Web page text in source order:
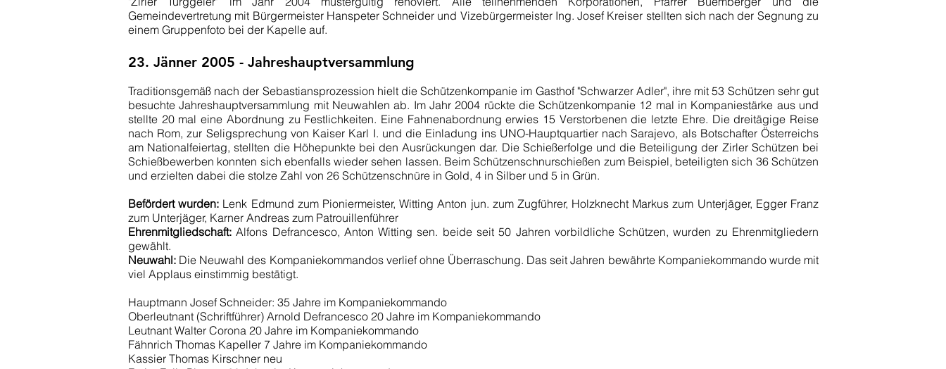
Gemeindevertretung mit Bürgermeister Hanspeter Schneider und Vizebürgermeister Ing. Josef Kreiser stellten sich nach der Segnung zu
einem Gruppenfoto bei der Kapelle auf.
23. Jänner 2005 - Jahreshauptversammlung
Traditionsgemäß nach der Sebastiansprozession hielt die Schützenkompanie im Gasthof "Schwarzer Adler", ihre mit 53 Schützen sehr gut
besuchte Jahreshauptversammlung mit Neuwahlen ab. Im Jahr 2004 rückte die Schützenkompanie 12 mal in Kompaniestärke aus und
stellte 20 mal eine Abordnung zu Festlichkeiten. Eine Fahnenabordnung erwies 15 Verstorbenen die letzte Ehre. Die dreitägige Reise
nach Rom, zur Seligsprechung von Kaiser Karl I. und die Einladung ins UNO-Hauptquartier nach Sarajevo, als Botschafter Österreichs
am Nationalfeiertag, stellten die Höhepunkte bei den Ausrückungen dar. Die Schießerfolge und die Beteiligung der Zirler Schützen bei
Schießbewerben konnten sich ebenfalls wieder sehen lassen. Beim Schützenschnurschießen zum Beispiel, beteiligten sich 36 Schützen
und erzielten dabei die stolze Zahl von 26 Schützenschnüre in Gold, 4 in Silber und 5 in Grün.
Befördert wurden: Lenk Edmund zum Pioniermeister, Witting Anton jun. zum Zugführer, Holzknecht Markus zum Unterjäger, Egger Franz
zum Unterjäger, Karner Andreas zum Patrouillenführer
Ehrenmitgliedschaft: Alfons Defrancesco, Anton Witting sen. beide seit 50 Jahren vorbildliche Schützen, wurden zu Ehrenmitgliedern
gewählt.
Neuwahl: Die Neuwahl des Kompaniekommandos verlief ohne Überraschung. Das seit Jahren bewährte Kompaniekommando wurde mit
viel Applaus einstimmig bestätigt.
Hauptmann Josef Schneider: 35 Jahre im Kompaniekommando
Oberleutnant (Schriftführer) Arnold Defrancesco 20 Jahre im Kompaniekommando
Leutnant Walter Corona 20 Jahre im Kompaniekommando
Fähnrich Thomas Kapeller 7 Jahre im Kompaniekommando
Kassier Thomas Kirschner neu